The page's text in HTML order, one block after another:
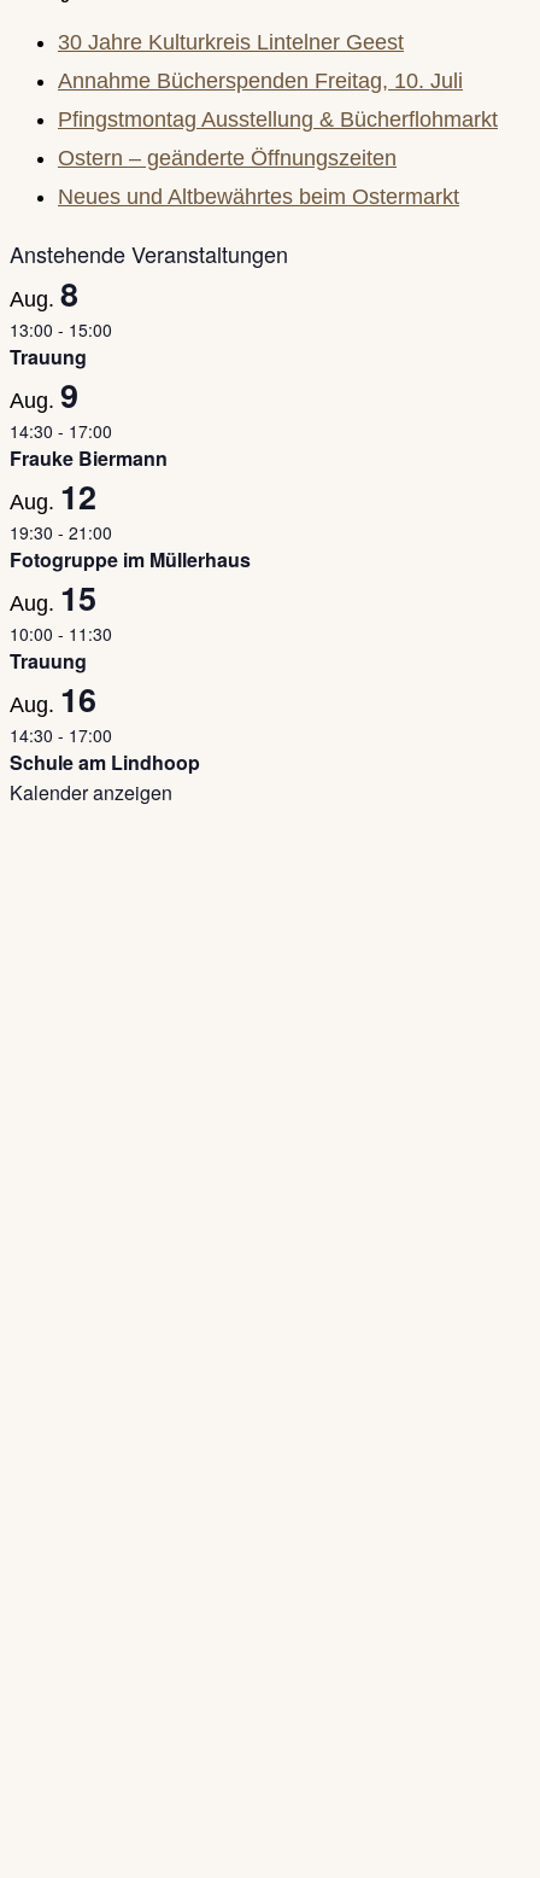
30 Jahre Kulturkreis Lintelner Geest
Annahme Bücherspenden Freitag, 10. Juli
Pfingstmontag Ausstellung & Bücherflohmarkt
Ostern – geänderte Öffnungszeiten
Neues und Altbewährtes beim Ostermarkt
Anstehende Veranstaltungen
Aug. 8
13:00 - 15:00
Trauung
Aug. 9
14:30 - 17:00
Frauke Biermann
Aug. 12
19:30 - 21:00
Fotogruppe im Müllerhaus
Aug. 15
10:00 - 11:30
Trauung
Aug. 16
14:30 - 17:00
Schule am Lindhoop
Kalender anzeigen